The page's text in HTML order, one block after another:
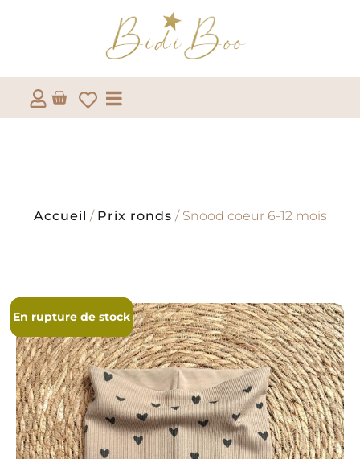
Accueil / Prix ronds / Snood coeur 6-12 mois
En rupture de stock
En rupture de stock